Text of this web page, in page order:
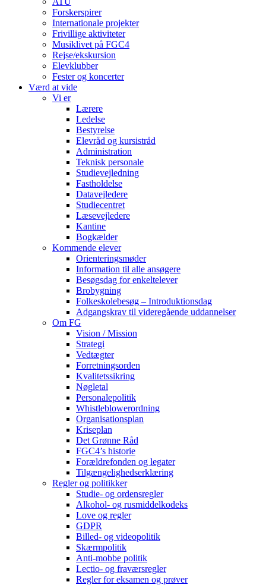
Forskerspirer
Internationale projekter
Frivillige aktiviteter
Musiklivet på FGC4
Rejse/ekskursion
Elevklubber
Fester og koncerter
Værd at vide
Vi er
Lærere
Ledelse
Bestyrelse
Elevråd og kursistråd
Administration
Teknisk personale
Studievejledning
Fastholdelse
Datavejledere
Studiecentret
Læsevejledere
Kantine
Bogkælder
Kommende elever
Orienteringsmøder
Information til alle ansøgere
Besøgsdag for enkeltelever
Brobygning
Folkeskolebesøg – Introduktionsdag
Adgangskrav til videregående uddannelser
Om FG
Vision / Mission
Strategi
Vedtægter
Forretningsorden
Kvalitetssikring
Nøgletal
Personalepolitik
Whistleblowerordning
Organisationsplan
Kriseplan
Det Grønne Råd
FGC4’s historie
Forældrefonden og legater
Tilgængelighedserklæring
Regler og politikker
Studie- og ordensregler
Alkohol- og rusmiddelkodeks
Love og regler
GDPR
Billed- og videopolitik
Skærmpolitik
Anti-mobbe politik
Lectio- og fraværsregler
Regler for eksamen og prøver